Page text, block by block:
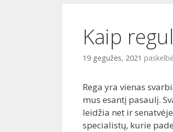
Kaip
19 gegužės, 2021
Rega yra vienas
mus esantį pasaulį.
leidžia net ir
specialistų, kurie